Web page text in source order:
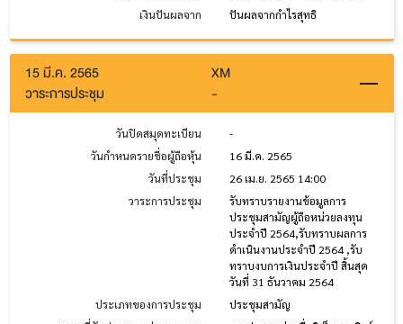
เงินปันผลจาก
ปันผลจากกำไรสุทธิ
15 มี.ค. 2565
XM
วาระการประชุม
-
วันปิดสมุดทะเบียน
-
วันกำหนดรายชื่อผู้ถือหุ้น
16 มี.ค. 2565
วันที่ประชุม
26 เม.ย. 2565 14:00
วาระการประชุม
รับทราบรายงานข้อมูลการ
ประชุมสามัญผู้ถือหน่วยลงทุน
ประจำปี 2564,รับทราบผลการ
ดำเนินงานประจำปี 2564 ,รับ
ทราบงบการเงินประจำปี สิ้นสุด
วันที่ 31 ธันวาคม 2564
ประเภทของการประชุม
ประชุมสามัญ